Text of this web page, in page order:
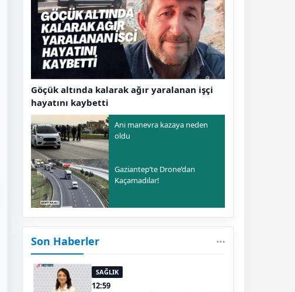
Göçük altında kalarak ağır yaralanan işçi
hayatını kaybetti
Ani manevra kazaya neden
oldu
Gaziantep’te Drone’dan
Kaçamadılar!
Son Haberler
SAĞLIK
12:59